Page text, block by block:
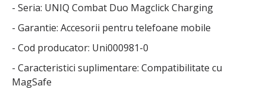
- Seria: UNIQ Combat Duo Magclick Charging
- Garantie: Accesorii pentru telefoane mobile
- Cod producator: Uni000981-0
- Caracteristici suplimentare: Compatibilitate cu
MagSafe